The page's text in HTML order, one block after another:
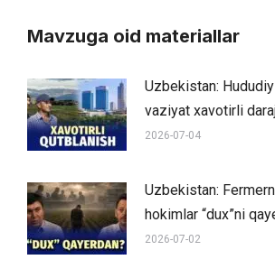
Mavzuga oid materiallar
Uzbekistan:
vaziyat xavotirli
2026-07-04
Uzbekistan:
hokimlar “dux”ni
2026-07-02